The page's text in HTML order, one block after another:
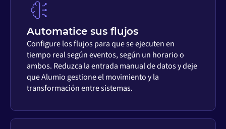
Automatice sus flujos
Configure los flujos para que se ejecuten en
tiempo real según eventos, según un horario o
ambos. Reduzca la entrada manual de datos y deje
que Alumio gestione el movimiento y la
transformación entre sistemas.